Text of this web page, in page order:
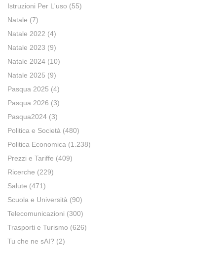
Istruzioni Per L'uso (55)
Natale (7)
Natale 2022 (4)
Natale 2023 (9)
Natale 2024 (10)
Natale 2025 (9)
Pasqua 2025 (4)
Pasqua 2026 (3)
Pasqua2024 (3)
Politica e Società (480)
Politica Economica (1.238)
Prezzi e Tariffe (409)
Ricerche (229)
Salute (471)
Scuola e Università (90)
Telecomunicazioni (300)
Trasporti e Turismo (626)
Tu che ne sAI? (2)